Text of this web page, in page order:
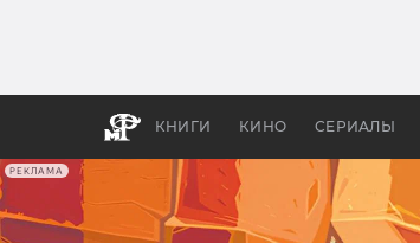
РЕКЛАМА
КНИГИ КИНО СЕРИАЛЫ